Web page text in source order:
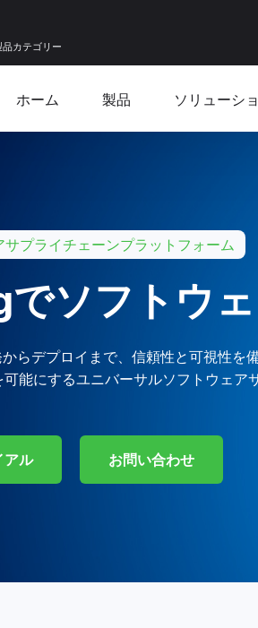
品カテゴリー
ホーム 製品 ソリューシ
サプライチェーンプラットフォーム
ソフトウ
らデプロイまで、信頼性と可視性を
能にするユニバーサルソフトウェア
アル お問い合わせ